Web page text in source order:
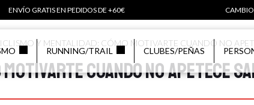
ENVÍO GRATIS EN PEDIDOS DE +60€ CAMBIO
RUNNING/TRAIL CLUBES/PEÑAS
Y MENTALIDAD: CÓMO MOTIVARTE CUANDO NO
motivarte cuando no apetece